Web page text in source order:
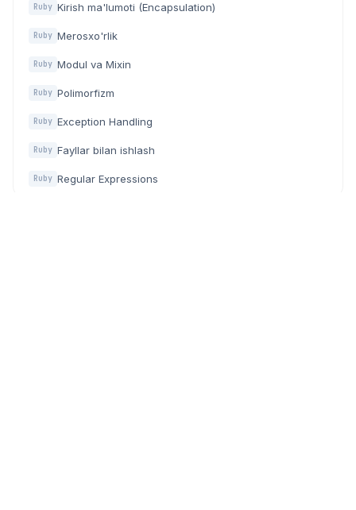
Ruby Kirish ma'lumoti (Encapsulation)
Ruby Merosxo'rlik
Ruby Modul va Mixin
Ruby Polimorfizm
Ruby Exception Handling
Ruby Fayllar bilan ishlash
Ruby Regular Expressions